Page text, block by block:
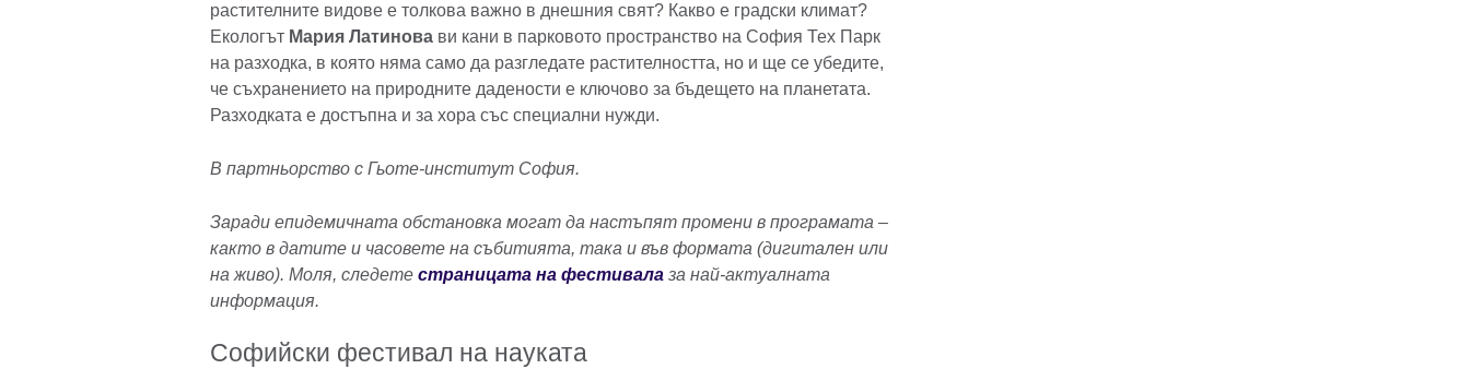
растителните видове е толкова важно в днешния свят? Какво е градски климат?
Екологът Мария Латинова ви кани в парковото пространство на София Тех Парк
на разходка, в която няма само да разгледате растителността, но и ще се убедите,
че съхранението на природните дадености е ключово за бъдещето на планетата.
Разходката е достъпна и за хора със специални нужди.
В партньорство с Гьоте-институт София.
Заради епидемичната обстановка могат да настъпят промени в програмата –
както в датите и часовете на събитията, така и във формата (дигитален или
на живо). Моля, следете страницата на фестивала за най-актуалната
информация.
Софийски фестивал на науката